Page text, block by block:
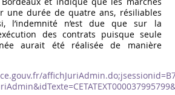
une durée de quatre ans, résiliables
l’indemnité n’est due que sur la
des contrats puisque seule
aurait été réalisée de manière